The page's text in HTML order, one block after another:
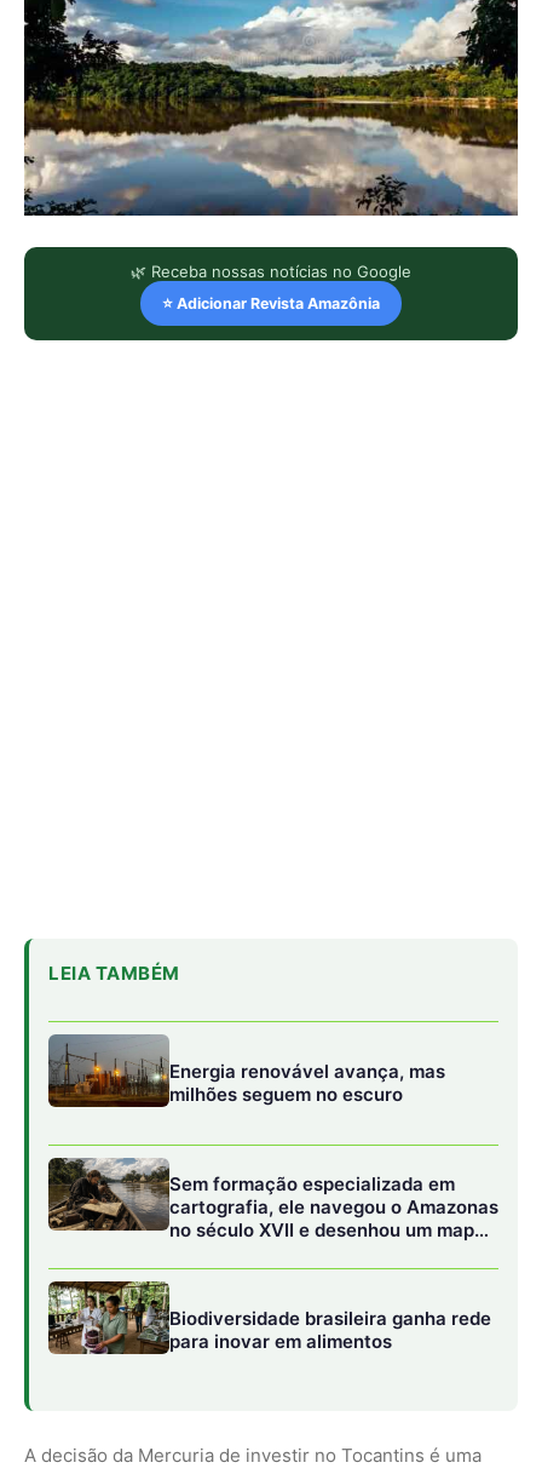
🌿 Receba nossas notícias no Google
⭐ Adicionar Revista Amazônia
A decisão da Mercuria de investir no Tocantins é uma
prova do potencial da região no combate ao
momento, a companhia já injetou R$ 14 milhões no
estado, financiando iniciativas como combate a
incêndios, implementação de sistemas de monitoramento
regularização ambiental. A expectativa é que, até 2030, o
estado gere mais de 50 milhões de créditos de carbono,
movimentando uma receita estimada acima de R$ 2,5